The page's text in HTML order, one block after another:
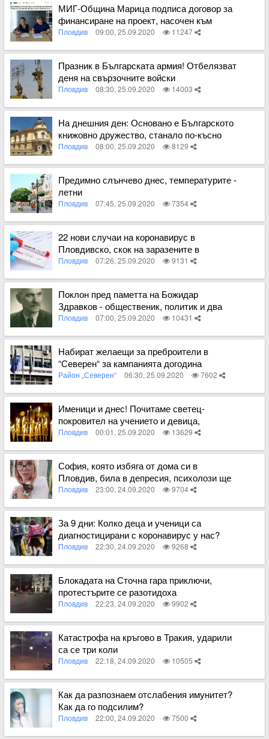
МИГ-Община Марица подписа договор за
финансиране на проект, насочен към
съхраняване и развитие на местния
Пловдив 09:00, 25.09.2020 11247
Вижте пълното съдържание
Празник в Българската армия! Отбелязват
деня на свързочните войски
Пловдив 08:30, 25.09.2020 14003
Вижте пълното съдържание
На днешния ден: Основано е Българското
книжовно дружество, станало по-късно
БАН
Пловдив 08:00, 25.09.2020 8129
Вижте пълното съдържание
Предимно слънчево днес, температурите -
летни
Пловдив 07:45, 25.09.2020 7354
Вижте пълното съдържание
22 нови случаи на коронавирус в
Пловдивско, скок на заразените в
страната
Пловдив 07:26, 25.09.2020 9131
Вижте пълното съдържание
Поклон пред паметта на Божидар
Здравков - общественик, политик и два
пъти кмет на Пловдив
Пловдив 07:00, 25.09.2020 10431
Вижте пълното съдържание
Набират желаещи за преброители в
“Северен“ за кампанията догодина
Район „Северен“ 06:30, 25.09.2020 7602
Вижте пълното съдържание
Именици и днес! Почитаме светец-
покровител на учението и девица,
отдадена на вярата
Пловдив 00:01, 25.09.2020 13629
Вижте пълното съдържание
София, която избяга от дома си в
Пловдив, била в депресия, психолози ще
работят с нея
Пловдив 23:00, 24.09.2020 9704
Вижте пълното съдържание
За 9 дни: Колко деца и ученици са
диагностицирани с коронавирус у нас?
Пловдив 22:30, 24.09.2020 9268
Вижте пълното съдържание
Блокадата на Сточна гара приключи,
протестърите се разотидоха
Пловдив 22:23, 24.09.2020 9902
Вижте пълното съдържание
Катастрофа на кръгово в Тракия, ударили
са се три коли
Пловдив 22:18, 24.09.2020 10505
Вижте пълното съдържание
Как да разпознаем отслабения имунитет?
Как да го подсилим?
Пловдив 22:00, 24.09.2020 7500
Вижте пълното съдържание